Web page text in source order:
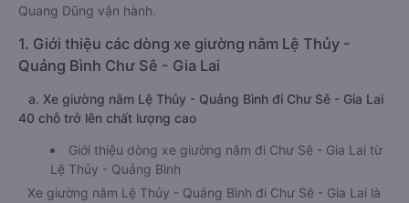
Quang Dũng vận hành.
1. Giới thiệu các dòng xe giường nằm Lệ Thủy -
Quảng Bình Chư Sê - Gia Lai
a. Xe giường nằm Lệ Thủy - Quảng Bình đi Chư Sê - Gia Lai
40 chỗ trở lên chất lượng cao
Giới thiệu dòng xe giường nằm đi Chư Sê - Gia Lai từ
Lệ Thủy - Quảng Bình
Xe giường nằm Lệ Thủy - Quảng Bình đi Chư Sê - Gia Lai là